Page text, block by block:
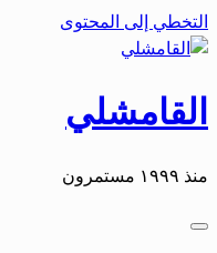
التخطي إلى المحتوى
القامشلي
منذ ١٩٩٩ مستمرون